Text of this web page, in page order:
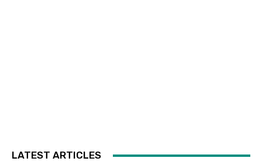
LATEST ARTICLES